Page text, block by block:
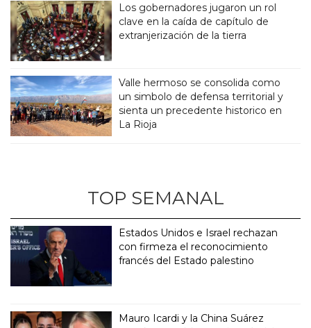
Los gobernadores jugaron un rol
clave en la caída de capítulo de
extranjerización de la tierra
Valle hermoso se consolida como
un simbolo de defensa territorial y
sienta un precedente historico en
La Rioja
TOP SEMANAL
Estados Unidos e Israel rechazan
con firmeza el reconocimiento
francés del Estado palestino
Mauro Icardi y la China Suárez